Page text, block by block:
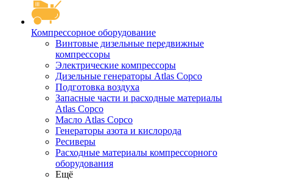
Компрессорное оборудование
Винтовые дизельные передвижные
компрессоры
Электрические компрессоры
Дизельные генераторы Atlas Copco
Подготовка воздуха
Запасные части и расходные материалы
Atlas Copco
Масло Atlas Copco
Генераторы азота и кислорода
Ресиверы
Расходные материалы компрессорного
оборудования
Ещё